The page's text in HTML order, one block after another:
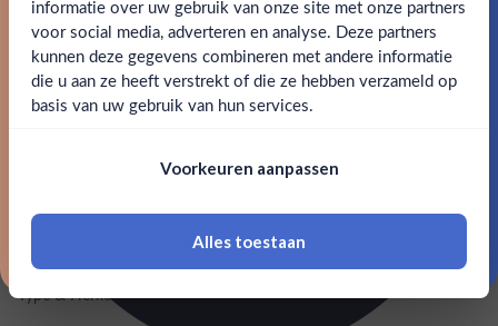
Ben jij 18 jaar of ouder?
Ja Nee
18 jaar of ouder zijn
Merk The Glenlivet
Kleurstoffen
5000299295021
Type & Herkomst Speyside
informatie over uw gebruik van onze site met onze partners
voor social media, adverteren en analyse. Deze partners
kunnen deze gegevens combineren met andere informatie
die u aan ze heeft verstrekt of die ze hebben verzameld op
basis van uw gebruik van hun services.
Voorkeuren aanpassen
Alles toestaan
Claim mijn korting